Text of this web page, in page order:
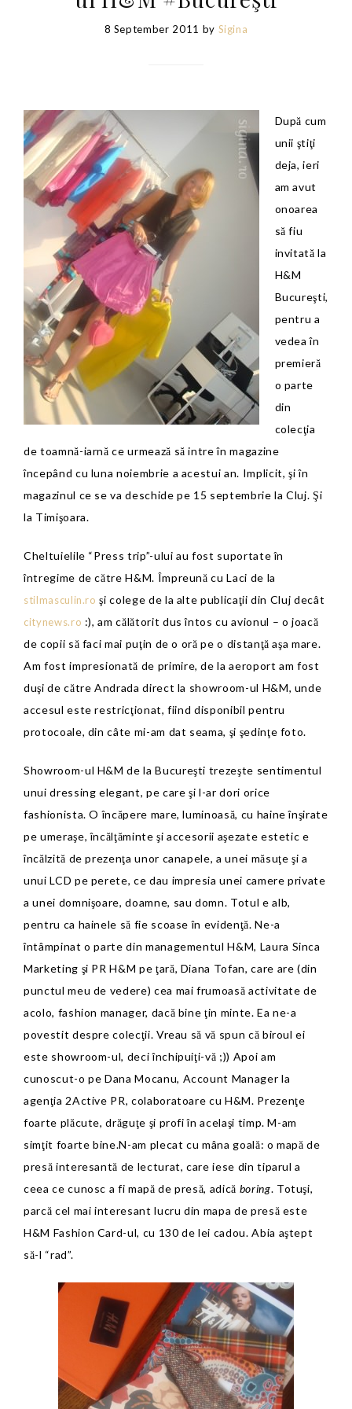
8 September 2011 by Sigina
După cum
unii ştiţi
deja, ieri
am avut
onoarea
să fiu
invitată la
H&M
Bucureşti,
pentru a
vedea în
premieră
o parte
din
colecţia
de toamnă-iarnă ce urmează să intre în magazine
începând cu luna noiembrie a acestui an. Implicit, şi în
magazinul ce se va deschide pe 15 septembrie la Cluj. Şi
la Timişoara.
Cheltuielile “Press trip”-ului au fost suportate în
întregime de către H&M. Împreună cu Laci de la
stilmasculin.ro şi colege de la alte publicaţii din Cluj decât
citynews.ro :), am călătorit dus întos cu avionul – o joacă
de copii să faci mai puţin de o oră pe o distanţă aşa mare.
Am fost impresionată de primire, de la aeroport am fost
duşi de către Andrada direct la showroom-ul H&M, unde
accesul este restricţionat, fiind disponibil pentru
protocoale, din câte mi-am dat seama, şi şedinţe foto.
Showroom-ul H&M de la Bucureşti trezeşte sentimentul
unui dressing elegant, pe care şi l-ar dori orice
fashionista. O încăpere mare, luminoasă, cu haine înşirate
pe umeraşe, încălţăminte şi accesorii aşezate estetic e
încălzită de prezenţa unor canapele, a unei măsuţe şi a
unui LCD pe perete, ce dau impresia unei camere private
a unei domnişoare, doamne, sau domn. Totul e alb,
pentru ca hainele să fie scoase în evidenţă. Ne-a
întâmpinat o parte din managementul H&M, Laura Sinca
Marketing şi PR H&M pe ţară, Diana Tofan, care are (din
punctul meu de vedere) cea mai frumoasă activitate de
acolo, fashion manager, dacă bine ţin minte. Ea ne-a
povestit despre colecţii. Vreau să vă spun că biroul ei
este showroom-ul, deci închipuiţi-vă ;)) Apoi am
cunoscut-o pe Dana Mocanu, Account Manager la
agenţia 2Active PR, colaboratoare cu H&M. Prezenţe
foarte plăcute, drăguţe şi profi în acelaşi timp. M-am
simţit foarte bine.N-am plecat cu mâna goală: o mapă de
presă interesantă de lecturat, care iese din tiparul a
ceea ce cunosc a fi mapă de presă, adică boring. Totuşi,
parcă cel mai interesant lucru din mapa de presă este
H&M Fashion Card-ul, cu 130 de lei cadou. Abia aştept
să-l “rad”.